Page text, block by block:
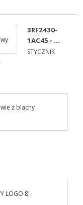
3RF2430-
1AC45 - ...
STYCZNIK